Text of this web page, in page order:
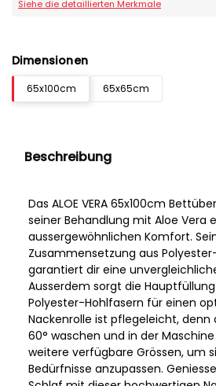
Siehe die detaillierten Merkmale
Dimensionen
65x100cm 65x65cm
Beschreibung
Das ALOE VERA 65x100cm
seiner Behandlung mit Aloe Vera
aussergewöhnlichen Komfort.
Zusammensetzung aus
garantiert dir eine
Ausserdem sorgt die
Polyester-Hohlfasern für einen
Nackenrolle ist pflegeleicht, denn
60° waschen und in der
weitere verfügbare Grössen, um
Bedürfnisse anzupassen.